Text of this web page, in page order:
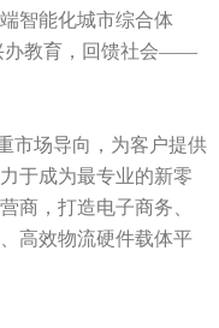
智能化城市综合体
办教育，回馈社会——
场导向，为客户提供
于成为最专业的新零
商，打造电子商务、
高效物流硬件载体平